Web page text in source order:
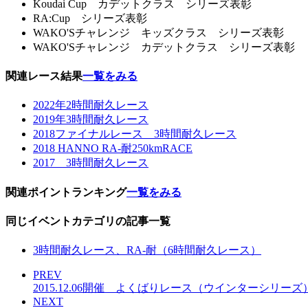
Koudai Cup カデットクラス シリーズ表彰
RA:Cup シリーズ表彰
WAKO'Sチャレンジ キッズクラス シリーズ表彰
WAKO'Sチャレンジ カデットクラス シリーズ表彰
関連レース結果一覧をみる
2022年2時間耐久レース
2019年3時間耐久レース
2018ファイナルレース 3時間耐久レース
2018 HANNO RA-耐250kmRACE
2017 3時間耐久レース
関連ポイントランキング一覧をみる
同じイベントカテゴリの記事一覧
3時間耐久レース、RA-耐（6時間耐久レース）
PREV
2015.12.06開催 よくばりレース（ウインターシリーズ
NEXT